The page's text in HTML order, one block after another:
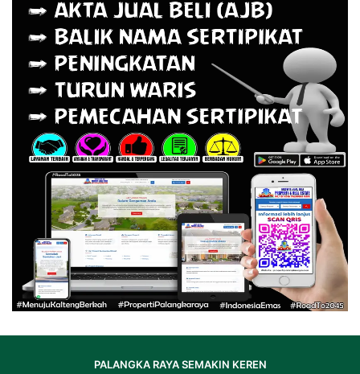
PALANGKA RAYA SEMAKIN KEREN